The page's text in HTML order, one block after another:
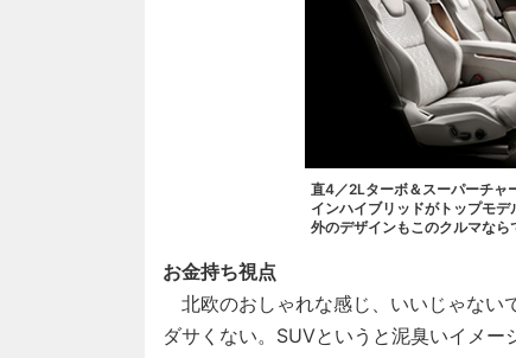
直4／2Lターボ＆スーパーチャ
インハイブリッドがトップモ
外のデザインもこのクルマなら
お金持ち視点
北欧のおしゃれな感じ、いいじゃない
ダサくない。SUVというと泥臭いイメ